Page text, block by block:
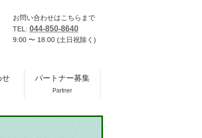
お問い合わせはこちらまで
TEL: 044-850-8640
9:00 〜 18:00 (土日祝除く)
せ パートナー募集
Partner